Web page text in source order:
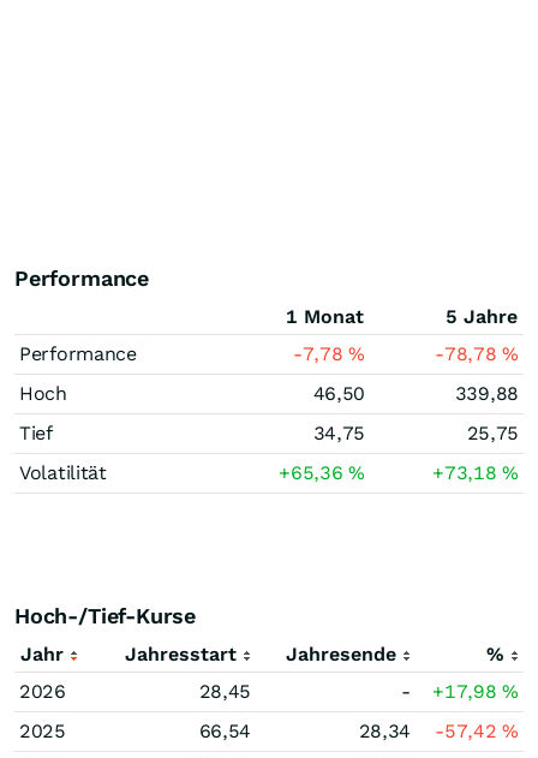
Performance
1 Monat
5 Jahre
Performance
-7,78% -78,78%
Hoch
46,50
339,88
Tief
34,75
25,75
Volatilität
+65,36% +73,18%
Hoch-/Tief-Kurse
Jahr Jahresstart Jahresende
%
2026
28,45 - +17,98%
2025
66,54 28,34 -57,42%